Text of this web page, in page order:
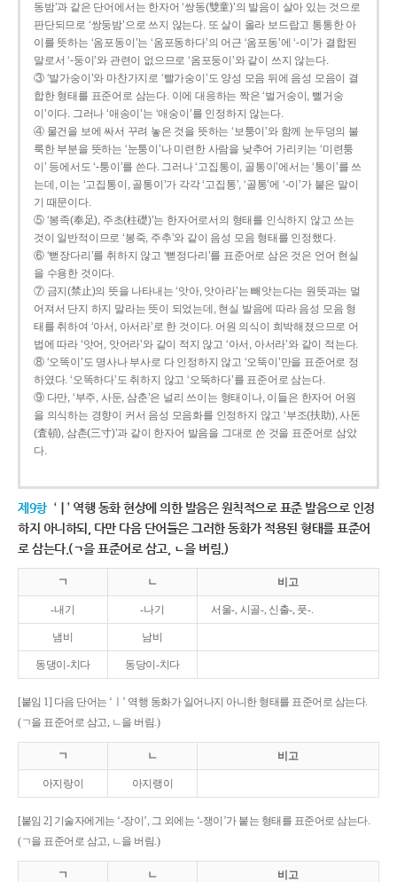
동밤’과 같은 단어에서는 한자어 ‘쌍동(雙童)’의 발음이 살아 있는 것으로
판단되므로 ‘쌍둥밤’으로 쓰지 않는다. 또 살이 올라 보드랍고 통통한 아
이를 뜻하는 ‘옴포동이’는 ‘옴포동하다’의 어근 ‘옴포동’에 ‘-이’가 결합된
말로서 ‘-둥이’와 관련이 없으므로 ‘옴포둥이’와 같이 쓰지 않는다.
③ ‘발가숭이’와 마찬가지로 ‘빨가숭이’도 양성 모음 뒤에 음성 모음이 결
합한 형태를 표준어로 삼는다. 이에 대응하는 짝은 ‘벌거숭이, 뻘거숭
이’이다. 그러나 ‘애송이’는 ‘애숭이’를 인정하지 않는다.
④ 물건을 보에 싸서 꾸려 놓은 것을 뜻하는 ‘보퉁이’와 함께 눈두덩의 불
룩한 부분을 뜻하는 ‘눈퉁이’나 미련한 사람을 낮추어 가리키는 ‘미련퉁
이’ 등에서도 ‘-퉁이’를 쓴다. 그러나 ‘고집통이, 골통이’에서는 ‘통이’를 쓰
는데, 이는 ‘고집통이, 골통이’가 각각 ‘고집통’, ‘골통’에 ‘-이’가 붙은 말이
기 때문이다.
⑤ ‘봉족(奉足), 주초(柱礎)’는 한자어로서의 형태를 인식하지 않고 쓰는
것이 일반적이므로 ‘봉죽, 주추’와 같이 음성 모음 형태를 인정했다.
⑥ ‘뻗장다리’를 취하지 않고 ‘뻗정다리’를 표준어로 삼은 것은 언어 현실
을 수용한 것이다.
⑦ 금지(禁止)의 뜻을 나타내는 ‘앗아, 앗아라’는 빼앗는다는 원뜻과는 멀
어져서 단지 하지 말라는 뜻이 되었는데, 현실 발음에 따라 음성 모음 형
태를 취하여 ‘아서, 아서라’로 한 것이다. 어원 의식이 희박해졌으므로 어
법에 따라 ‘앗어, 앗어라’와 같이 적지 않고 ‘아서, 아서라’와 같이 적는다.
⑧ ‘오똑이’도 명사나 부사로 다 인정하지 않고 ‘오뚝이’만을 표준어로 정
하였다. ‘오똑하다’도 취하지 않고 ‘오뚝하다’를 표준어로 삼는다.
⑨ 다만, ‘부주, 사둔, 삼춘’은 널리 쓰이는 형태이나, 이들은 한자어 어원
을 의식하는 경향이 커서 음성 모음화를 인정하지 않고 ‘부조(扶助), 사돈
(査頓), 삼촌(三寸)’과 같이 한자어 발음을 그대로 쓴 것을 표준어로 삼았
다.
제9항 ‘ㅣ’ 역행 동화 현상에 의한 발음은 원칙적으로 표준 발음으로 인정
하지 아니하되, 다만 다음 단어들은 그러한 동화가 적용된 형태를 표준어
로 삼는다.(ㄱ을 표준어로 삼고, ㄴ을 버림.)
ㄱ ㄴ 비고
-내기 -나기 서울-, 시골-, 신출-, 풋-.
냄비 남비
동댕이-치다 동당이-치다
[붙임 1] 다음 단어는 ‘ㅣ’ 역행 동화가 일어나지 아니한 형태를 표준어로 삼는다.
(ㄱ을 표준어로 삼고, ㄴ을 버림.)
ㄱ ㄴ 비고
아지랑이 아지랭이
[붙임 2] 기술자에게는 ‘-장이’, 그 외에는 ‘-쟁이’가 붙는 형태를 표준어로 삼는다.
(ㄱ을 표준어로 삼고, ㄴ을 버림.)
ㄱ ㄴ 비고